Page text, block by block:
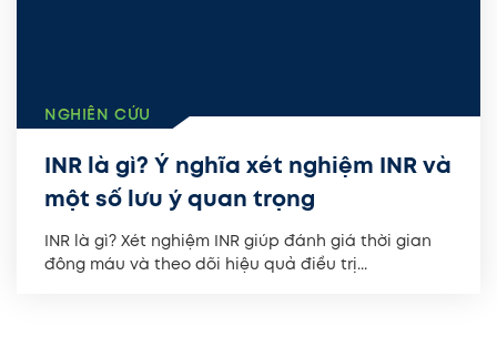
NGHIÊN CỨU
INR là gì? Ý nghĩa xét nghiệm INR và
một số lưu ý quan trọng
INR là gì? Xét nghiệm INR giúp đánh giá thời gian
đông máu và theo dõi hiệu quả điều trị...